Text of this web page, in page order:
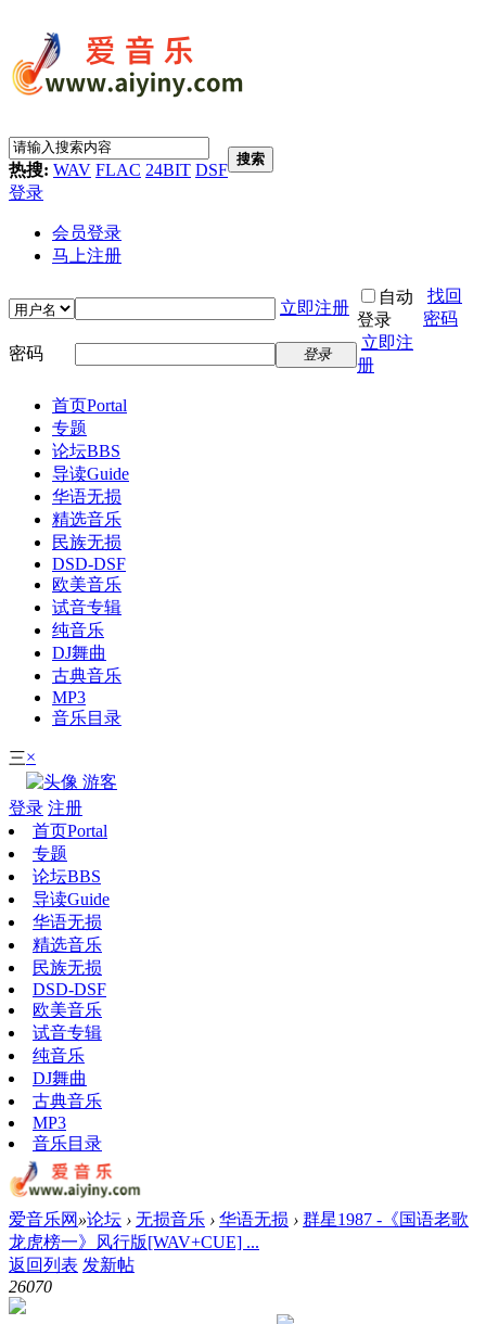
热搜: WAV FLAC 24BIT DSF
搜索
登录
会员登录
马上注册
立即注册
自动
登录
找回
密码
密码
登录
立即注
册
首页Portal
专题
论坛BBS
导读Guide
华语无损
精选音乐
民族无损
DSD-DSF
欧美音乐
试音专辑
纯音乐
DJ舞曲
古典音乐
MP3
音乐目录
三×
游客
登录 注册
首页Portal
专题
论坛BBS
导读Guide
华语无损
精选音乐
民族无损
DSD-DSF
欧美音乐
试音专辑
纯音乐
DJ舞曲
古典音乐
MP3
音乐目录
爱音乐网 »论坛 › 无损音乐 › 华语无损 › 群星1987 -《国语老歌
龙虎榜一》风行版[WAV+CUE] ...
返回列表 发新帖
26070